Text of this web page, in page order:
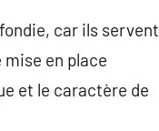
car ils servent
mise en place
et le caractère de